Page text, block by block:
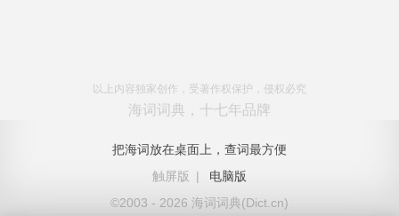
以上内容独家创作，受著作权保护，侵权必究
海词词典，十七年品牌
把海词放在桌面上，查词最方便
触屏版
|
电脑版
©2003 - 2026 海词词典(Dict.cn)